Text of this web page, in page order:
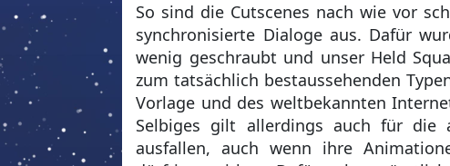
So sind die Cutscenes nach wie vor
synchronisierte Dialoge aus. Dafür
wenig geschraubt und unser Held
zum tatsächlich bestaussehenden
Vorlage und des weltbekannten
Selbiges gilt allerdings auch für die
ausfallen, auch wenn ihre